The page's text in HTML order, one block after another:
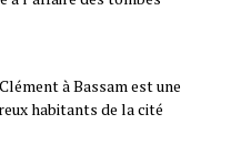
à Bassam est une
habitants de la cité